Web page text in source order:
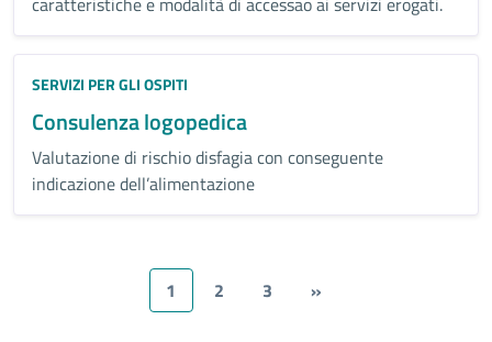
SERVIZI PER GLI OSPITI
Consulenza logopedica
Valutazione di rischio disfagia con conseguente
indicazione dell’alimentazione
1 2 3 »